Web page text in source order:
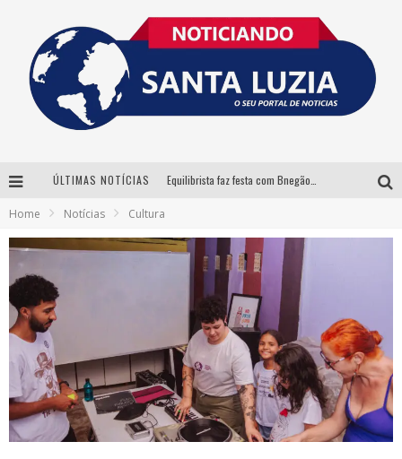
ÚLTIMAS NOTÍCIAS
Home Notícias Cultura